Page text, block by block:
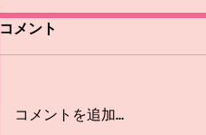
コメント
コメントを追加…